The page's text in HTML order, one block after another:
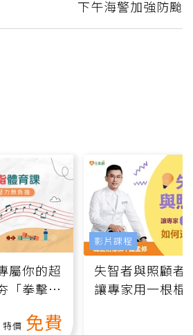
下午海警加強防颱
屬你的超
「拳擊有
特價 免費
失智者與照顧者
讓專家用一根棍
影片課程